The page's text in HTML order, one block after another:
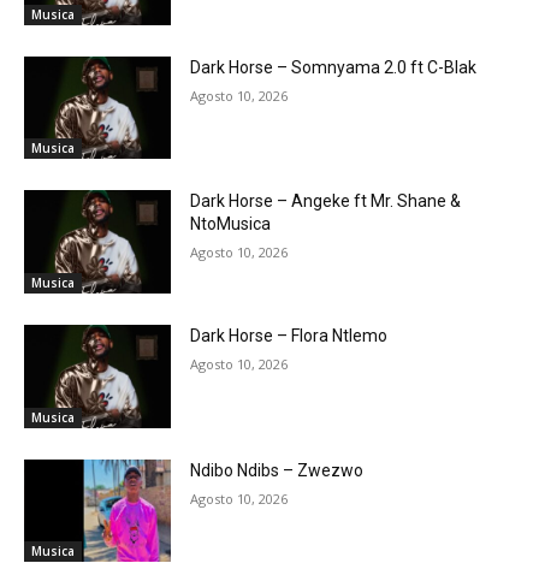
Musica
Musica
Dark Horse – Somnyama 2.0 ft C-Blak
Agosto 10, 2026
Musica
Dark Horse – Angeke ft Mr. Shane &
NtoMusica
Agosto 10, 2026
Musica
Dark Horse – Flora Ntlemo
Agosto 10, 2026
Musica
Ndibo Ndibs – Zwezwo
Agosto 10, 2026